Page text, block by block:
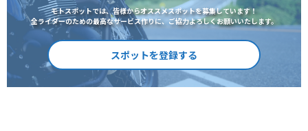
モトスポットでは、皆様からオススメスポットを募集しています！
全ライダーのための最高なサービス作りに、ご協力よろしくお願いいたします。
スポットを登録する